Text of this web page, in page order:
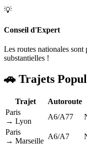
💡
Conseil d'Expert
Les routes nationales
substantielles !
🚗 Trajets
Trajet Autoroute
Paris
→ Lyon
A6/A77
Paris
→ Marseille
A6/A7